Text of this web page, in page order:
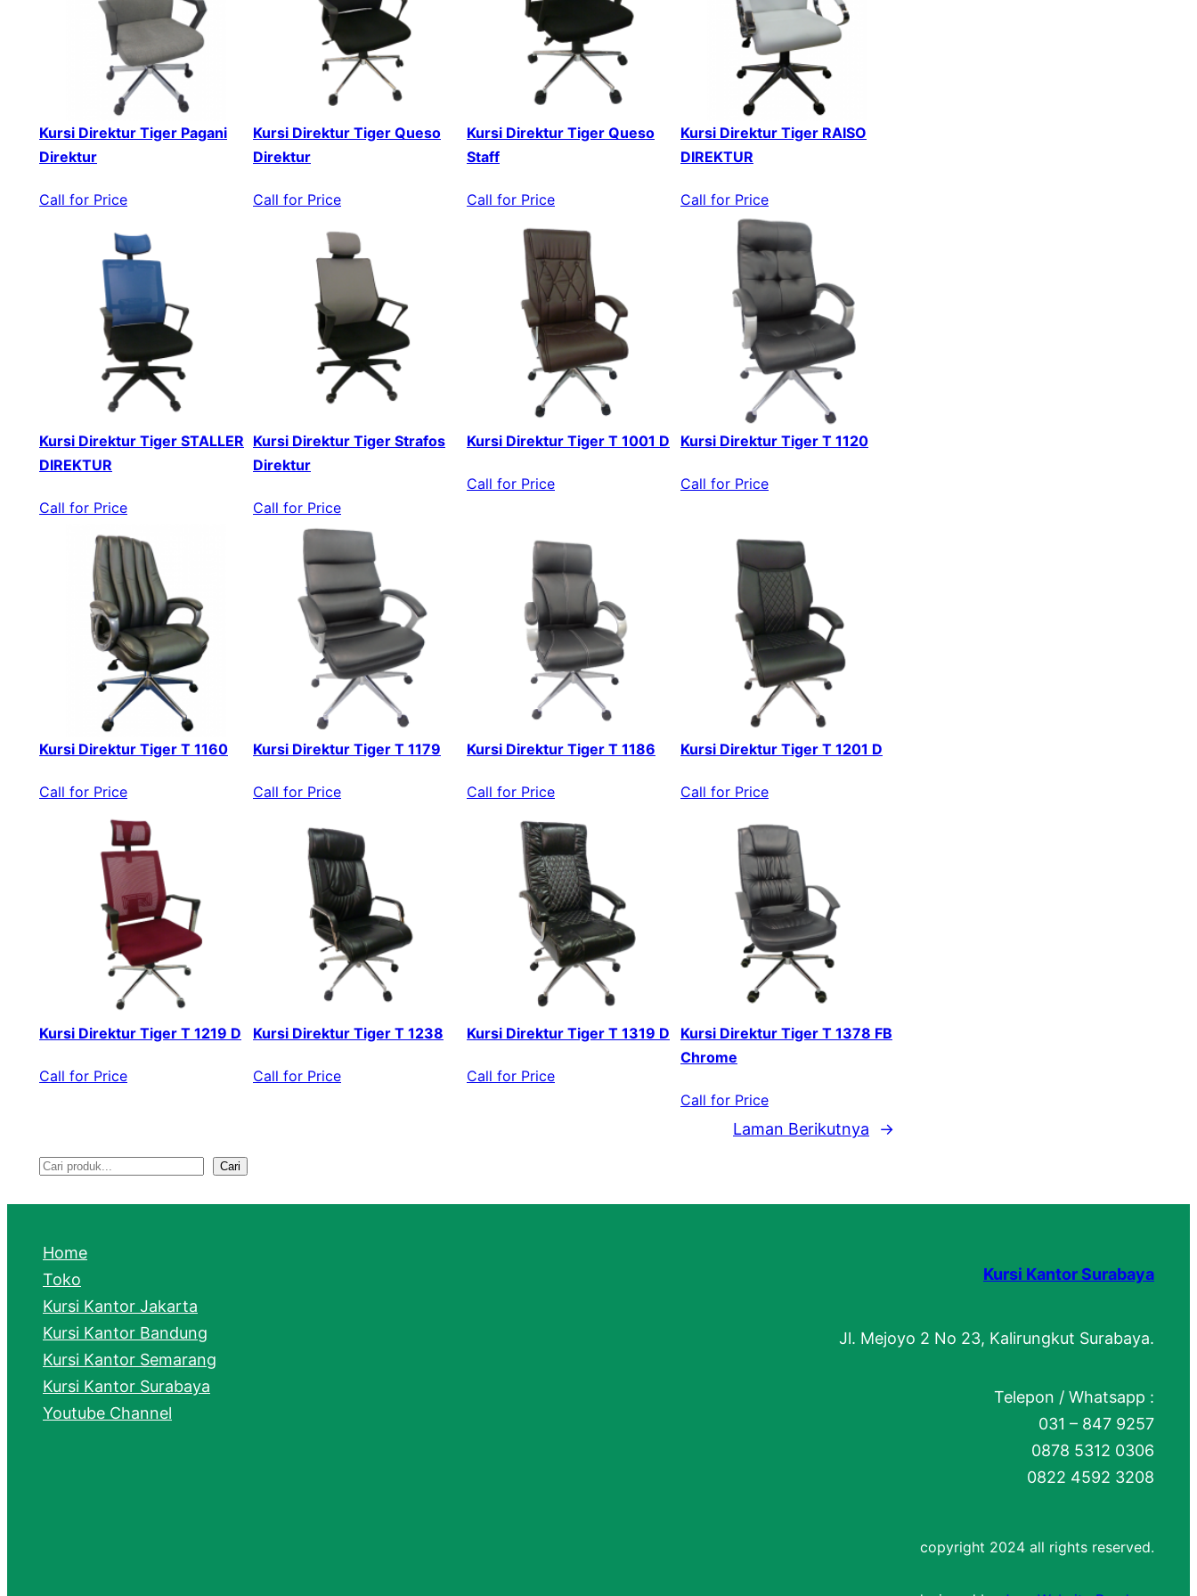
Kursi Direktur Tiger Pagani
Direktur
Call for Price
Kursi Direktur Tiger Queso
Direktur
Call for Price
Kursi Direktur Tiger Queso
Staff
Call for Price
Kursi Direktur Tiger RAISO
DIREKTUR
Call for Price
Kursi Direktur Tiger STALLER
DIREKTUR
Call for Price
Kursi Direktur Tiger Strafos
Direktur
Call for Price
Kursi Direktur Tiger T 1001 D
Call for Price
Kursi Direktur Tiger T 1120
Call for Price
Kursi Direktur Tiger T 1160
Call for Price
Kursi Direktur Tiger T 1179
Call for Price
Kursi Direktur Tiger T 1186
Call for Price
Kursi Direktur Tiger T 1201 D
Call for Price
Kursi Direktur Tiger T 1219 D
Call for Price
Kursi Direktur Tiger T 1238
Call for Price
Kursi Direktur Tiger T 1319 D
Call for Price
Kursi Direktur Tiger T 1378 FB
Chrome
Call for Price
Laman Berikutnya →
S
e
a
r
c
h
Cari
Home
Toko
Kursi Kantor Jakarta
Kursi Kantor Bandung
Kursi Kantor Semarang
Kursi Kantor Surabaya
Youtube Channel
Kursi Kantor Surabaya
Jl. Mejoyo 2 No 23, Kalirungkut Surabaya.
Telepon / Whatsapp :
031 – 847 9257
0878 5312 0306
0822 4592 3208
copyright 2024 all rights reserved.